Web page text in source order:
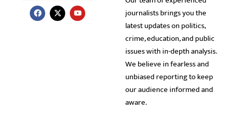
journalists brings you the
latest updates on politics,
crime, education, and public
issues with in-depth analysis.
We believe in fearless and
unbiased reporting to keep
our audience informed and
aware.